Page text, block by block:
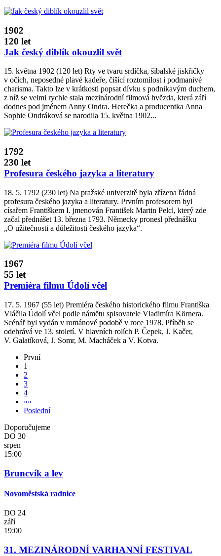
1902
120 let
Jak český diblík okouzlil svět
15. května 1902 (120 let) Rty ve tvaru srdíčka, šibalské jiskřičky
v očích, neposedné plavé kadeře, čišící roztomilost i podmanivé
charisma. Takto lze v krátkosti popsat dívku s podnikavým duchem,
z níž se velmi rychle stala mezinárodní filmová hvězda, která září
dodnes pod jménem Anny Ondra. Herečka a producentka Anna
Sophie Ondráková se narodila 15. května 1902...
1792
230 let
Profesura českého jazyka a literatury
18. 5. 1792 (230 let) Na pražské univerzitě byla zřízena řádná
profesura českého jazyka a literatury. Prvním profesorem byl
císařem Františkem I. jmenován František Martin Pelcl, který zde
začal přednášet 13. března 1793. Německy pronesl přednášku
„O užitečnosti a důležitosti českého jazyka“.
1967
55 let
Premiéra filmu Údolí včel
17. 5. 1967 (55 let) Premiéra českého historického filmu Františka
Vláčila Údolí včel podle námětu spisovatele Vladimíra Körnera.
Scénář byl vydán v románové podobě v roce 1978. Příběh se
odehrává ve 13. století. V hlavních rolích P. Čepek, J. Kačer,
V. Galatíková, J. Somr, M. Macháček a V. Kotva.
První
1
2
3
4
»»
Poslední
Doporučujeme
DO 30
srpen
15:00
Bruncvík a lev
Novoměstská radnice
DO 24
září
19:00
31. MEZINÁRODNÍ VARHANNÍ FESTIVAL